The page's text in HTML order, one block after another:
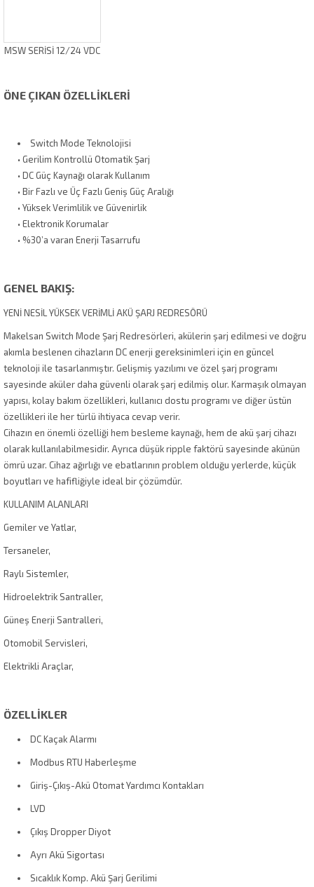
MSW SERİSİ 12/24 VDC
ÖNE ÇIKAN ÖZELLİKLERİ
Switch Mode Teknolojisi
• Gerilim Kontrollü Otomatik Şarj
• DC Güç Kaynağı olarak Kullanım
• Bir Fazlı ve Üç Fazlı Geniş Güç Aralığı
• Yüksek Verimlilik ve Güvenirlik
• Elektronik Korumalar
• %30’a varan Enerji Tasarrufu
GENEL BAKIŞ:
YENİ NESİL YÜKSEK VERİMLİ AKÜ ŞARJ REDRESÖRÜ
Makelsan Switch Mode Şarj Redresörleri, akülerin şarj edilmesi ve doğru
akımla beslenen cihazların DC enerji gereksinimleri için en güncel
teknoloji ile tasarlanmıştır. Gelişmiş yazılımı ve özel şarj programı
sayesinde aküler daha güvenli olarak şarj edilmiş olur. Karmaşık olmayan
yapısı, kolay bakım özellikleri, kullanıcı dostu programı ve diğer üstün
özellikleri ile her türlü ihtiyaca cevap verir.
Cihazın en önemli özelliği hem besleme kaynağı, hem de akü şarj cihazı
olarak kullanılabilmesidir. Ayrıca düşük ripple faktörü sayesinde akünün
ömrü uzar. Cihaz ağırlığı ve ebatlarının problem olduğu yerlerde, küçük
boyutları ve hafifliğiyle ideal bir çözümdür.
KULLANIM ALANLARI
Gemiler ve Yatlar,
Tersaneler,
Raylı Sistemler,
Hidroelektrik Santraller,
Güneş Enerji Santralleri,
Otomobil Servisleri,
Elektrikli Araçlar,
ÖZELLİKLER
DC Kaçak Alarmı
Modbus RTU Haberleşme
Giriş-Çıkış-Akü Otomat Yardımcı Kontakları
LVD
Çıkış Dropper Diyot
Ayrı Akü Sigortası
Sıcaklık Komp. Akü Şarj Gerilimi